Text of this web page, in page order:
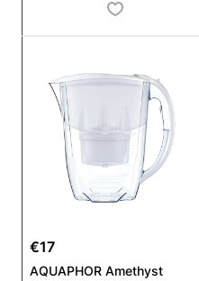
€17
AQUAPHOR Amethyst